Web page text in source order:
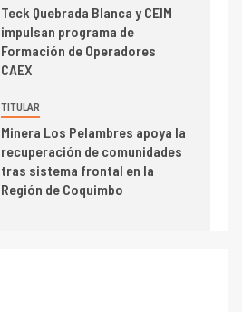
Estudio revela cómo el precio
del cobre y educación superior
se relacionan en zonas
mineras
BHP proyecta producción de
cobre cercana a 2 millones de
toneladas tras récord en
Escondida
Teck Quebrada Blanca y CEIM
impulsan programa de
Formación de Operadores
CAEX
TITULAR
Minera Los Pelambres apoya la
recuperación de comunidades
tras sistema frontal en la
Región de Coquimbo